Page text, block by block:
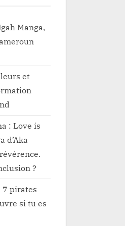
Manga,
et
: Love is
d’Aka
?
7 pirates
si tu es